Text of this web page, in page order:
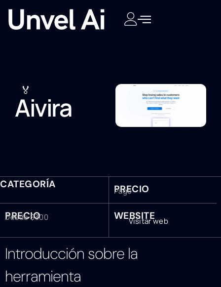
🏅
Aivira
CATEGORÍA PRECIO
Pago
PRECIO
Desde $300 WEBSITE
Visitar web
Introducción sobre la
herramienta